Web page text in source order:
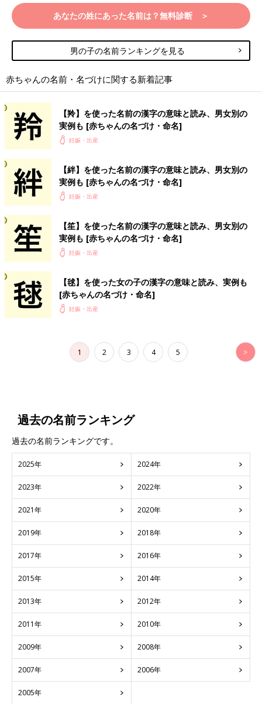
あなたの姓にあった名前は？無料診断 ＞
男の子の名前ランキングを見る
赤ちゃんの名前・名づけに関する新着記事
【羚】を使った名前の漢字の意味と読み、男女別の
実例も [赤ちゃんの名づけ・命名]
妊娠・出産
【絆】を使った名前の漢字の意味と読み、男女別の
実例も [赤ちゃんの名づけ・命名]
妊娠・出産
【笙】を使った名前の漢字の意味と読み、男女別の
実例も [赤ちゃんの名づけ・命名]
妊娠・出産
【毬】を使った女の子の漢字の意味と読み、実例も
[赤ちゃんの名づけ・命名]
妊娠・出産
1 2 3 4 5 >
過去の名前ランキング
過去の名前ランキングです。
2025年 2024年
2023年 2022年
2021年 2020年
2019年 2018年
2017年 2016年
2015年 2014年
2013年 2012年
2011年 2010年
2009年 2008年
2007年 2006年
2005年